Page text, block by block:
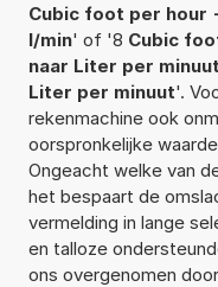
Cubic foot per hour
l/min' of '8 Cubic
naar Liter per minuut
Liter per minuut'.
rekenmachine ook
oorspronkelijke
Ongeacht welke van
het bespaart de
vermelding in lange
en talloze
ons overgenomen